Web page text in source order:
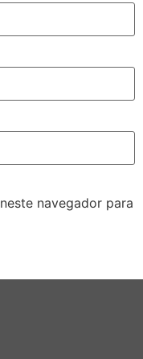
navegador para